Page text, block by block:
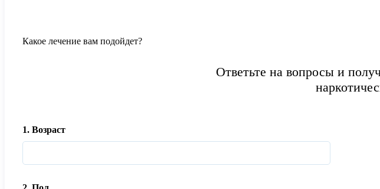
Какое лечение вам подойдет?
Ответьте на вопросы и
1. Возраст